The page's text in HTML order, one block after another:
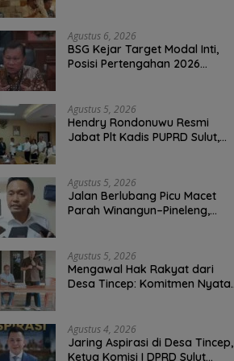
Infrastruktur
Agustus 6, 2026
BSG Kejar Target Modal Inti,
Posisi Pertengahan 2026
Agustus 5, 2026
Hendry Rondonuwu Resmi
Jabat Plt Kadis PUPRD Sulut,
Layanan Publik
Agustus 5, 2026
Jalan Berlubang Picu Macet
Parah Winangun–Pineleng,
Malam Ini
Agustus 5, 2026
Mengawal Hak Rakyat dari
Desa Tincep: Komitmen Nyata
Depan Aspirasi Warga
Agustus 4, 2026
Jaring Aspirasi di Desa Tincep,
Ketua Komisi I DPRD Sulut